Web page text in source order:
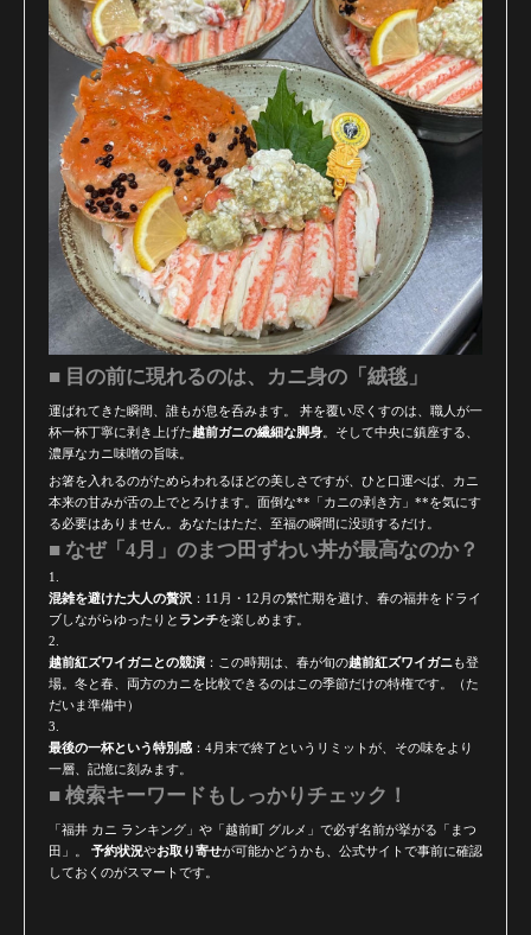
■ 目の前に現れるのは、カニ身の「絨毯」
運ばれてきた瞬間、誰もが息を呑みます。 丼を覆い尽くすのは、職人が一
杯一杯丁寧に剥き上げた越前ガニの繊細な脚身 。そして中央に鎮座する、
濃厚なカニ味噌の旨味。
お箸を入れるのがためらわれるほどの美しさですが、ひと口運べば、カニ
本来の甘みが舌の上でとろけます。面倒な**「カニの剥き方」**を気にす
る必要はありません。あなたはただ、至福の瞬間に没頭するだけ。
■ なぜ「4月」のまつ田ずわい丼が最高なのか？
混雑を避けた大人の贅沢 ：11月・12月の繁忙期を避け、春の福井をドライ
ブしながらゆったりと ランチを楽しめます。
越前紅ズワイガニとの競演 ：この時期は、春が旬の越前紅ズワイガニも登
場。冬と春、両方のカニを比較できるのはこの季節だけの特権です。（た
だいま準備中）
最後の一杯という特別感 ：4月末で終了というリミットが、その味をより
一層、記憶に刻みます。
■ 検索キーワードもしっかりチェック！
「福井 カニ ランキング」や「越前町 グルメ」で必ず名前が挙がる「まつ
田」。 予約状況やお取り寄せが可能かどうかも、公式サイトで事前に確認
しておくのがスマートです。